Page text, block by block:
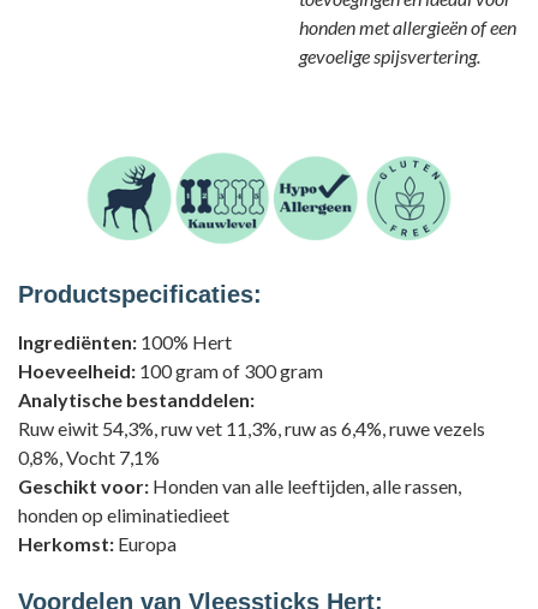
honden met allergieën of een
gevoelige spijsvertering.
Productspecificaties:
Ingrediënten: 100% Hert
Hoeveelheid: 100 gram of 300 gram
Analytische bestanddelen:
Ruw eiwit 54,3%, ruw vet 11,3%, ruw as 6,4%, ruwe vezels
0,8%, Vocht 7,1%
Geschikt voor: Honden van alle leeftijden, alle rassen,
honden op eliminatiedieet
Herkomst: Europa
Voordelen van Vleessticks Hert: